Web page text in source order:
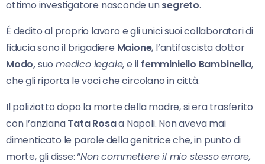
ottimo investigatore nasconde unsegreto.
É dedito al proprio lavoro e gli unici suoi collaboratori di
fiducia sono il brigadiere Maione, l’antifascista dottor
Modo,suo medico legale, e il femminiello Bambinella,
che gli riporta le voci che circolano in città.
Il poliziotto dopo la morte della madre, si era trasferito
con l’anzianaTata Rosaa Napoli. Non aveva mai
dimenticato le parole della genitrice che, in punto di
morte, gli disse: “Non commettere il mio stesso errore,